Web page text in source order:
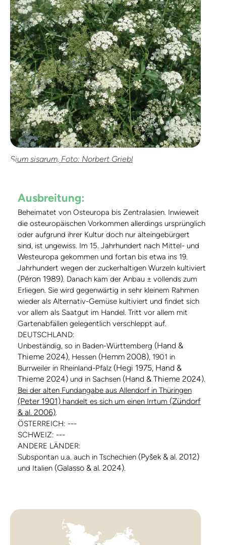
Sium sisarum, Foto: Norbert Griebl
Ausbreitung:
Beheimatet von Osteuropa bis Zentralasien. Inwieweit
die osteuropäischen Vorkommen allerdings ursprünglich
oder aufgrund ihrer Kultur doch nur alteingebürgert
sind, ist ungewiss. Im 15. Jahrhundert nach Mittel- und
Westeuropa gekommen und fortan bis etwa ins 19.
Jahrhundert wegen der zuckerhaltigen Wurzeln kultiviert
(Péron 1989) . Danach kam der Anbau ± vollends zum
Erliegen. Sie wird gegenwärtig in sehr kleinem Rahmen
wieder als Alternativ-Gemüse kultiviert und findet sich
vor allem als Saatgut im Handel. Tritt vor allem mit
Gartenabfällen gelegentlich verschleppt auf.
DEUTSCHLAND:
Unbeständig, so in Baden-Württemberg (Hand &
Thieme 2024), Hessen (Hemm 2008), 1901 in
Burrweiler in Rheinland-Pfalz (Hegi 1975, Hand &
Thieme 2024) und in Sachsen (Hand & Thieme 2024)
Bei der alten Fundangabe aus Allendorf in Thüringen
(Peter 1901) handelt es sich um einen Irrtum (Zündorf
& al. 2006)
ÖSTERREICH: ---
SCHWEIZ: ---
ANDERE LÄNDER:
Subspontan u.a. auch in Tschechien (Pyšek & al. 2012)
und Italien (Galasso & al. 2024).